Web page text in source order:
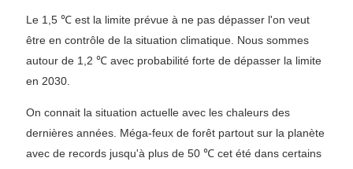
Le 1,5 ℃ est la limite prévue à ne pas dépasser l'on veut
être en contrôle de la situation climatique. Nous sommes
autour de 1,2 ℃ avec probabilité forte de dépasser la limite
en 2030.
On connait la situation actuelle avec les chaleurs des
dernières années. Méga-feux de forêt partout sur la planète
avec de records jusqu'à plus de 50 ℃ cet été dans certains